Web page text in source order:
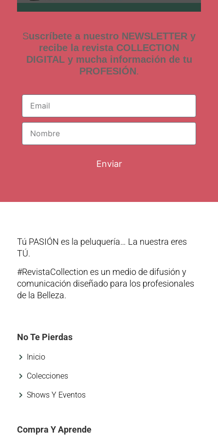
Suscríbete a nuestro NEWSLETTER y
recibe la revista COLLECTION
DIGITAL y mucha información de tu
PROFESIÓN.
Enviar
Tú PASIÓN es la peluquería… La nuestra eres
TÚ.
#RevistaCollection es un medio de difusión y
comunicación diseñado para los profesionales
de la Belleza.
No Te Pierdas
Inicio
Colecciones
Shows Y Eventos
Compra Y Aprende